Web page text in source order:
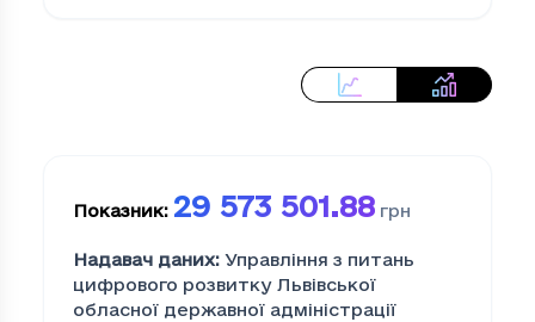
Показник: 29 573 501.88 грн
Надавач даних: Управління з питань
цифрового розвитку Львівської
обласної державної адміністрації